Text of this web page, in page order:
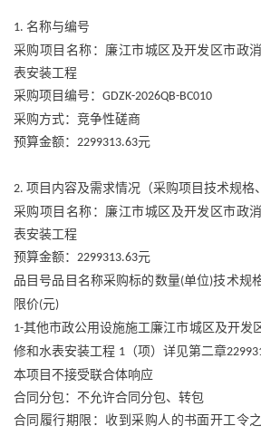
1. 名称与编号
采购项目名称：廉江市城区及开发区市政
表安装工程
采购项目编号： GDZK-2026QB-BC010
采购方式：竞争性磋商
预算金额： 2299313.63元
2. 项目内容及需求情况（采购项目技术规格
采购项目名称：廉江市城区及开发区市政
表安装工程
预算金额： 2299313.63元
品目号品目名称采购标的数量(单位)技术规
限价(元)
1-其他市政公用设施施工廉江市城区及开发
修和水表安装工程 1 （项）详见第二章
本项目不接受联合体响应
合同分包：不允许合同分包、转包
合同履行期限：收到采购人的书面开工令